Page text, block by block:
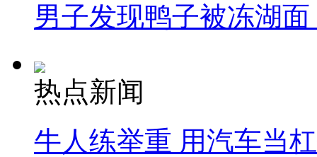
男子发现鸭子被冻湖
热点新闻
牛人练举重 用汽车当